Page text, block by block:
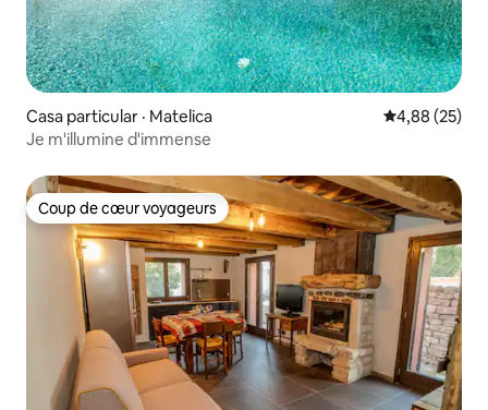
Casa particular · Matelica Note
4,88 (25)
Je m'illumine d'immense
Coup de cœur voyageurs
Coup de cœur voyageurs